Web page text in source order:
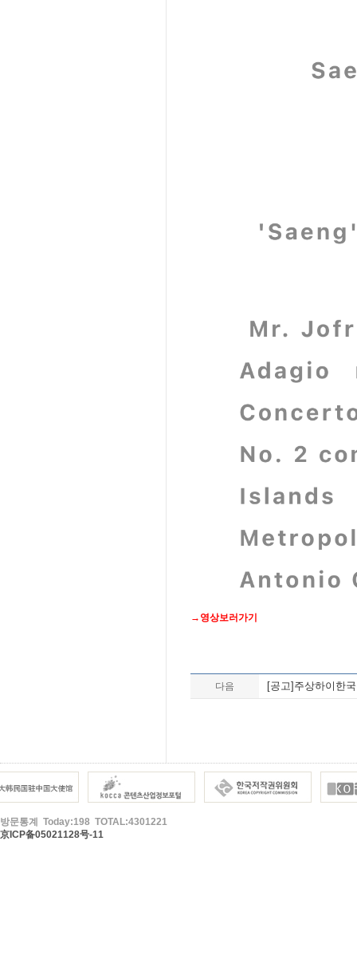
→영상보러가기
다음 [공고]주상하이한
방문통계 Today:198 TOTAL:4301221
京ICP备05021128号-11